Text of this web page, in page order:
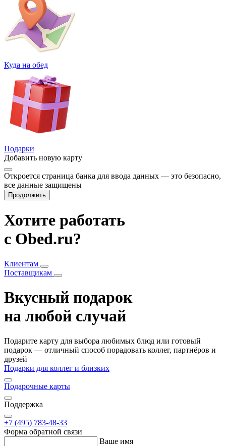
Куда на обед
Подарки
Добавить новую карту
Откроется страница банка для ввода данных — это безопасно,
все данные защищены
Продолжить
Хотите работать
с Obed.ru?
Клиентам
Поставщикам
Вкусный подарок
на любой случай
Подарите карту для выбора любимых блюд или готовый
подарок — отличный способ порадовать коллег, партнёров и
друзей
Подарки для коллег и близких
Подарочные карты
Поддержка
+7 (495) 783-48-33
Форма обратной связи
Ваше имя